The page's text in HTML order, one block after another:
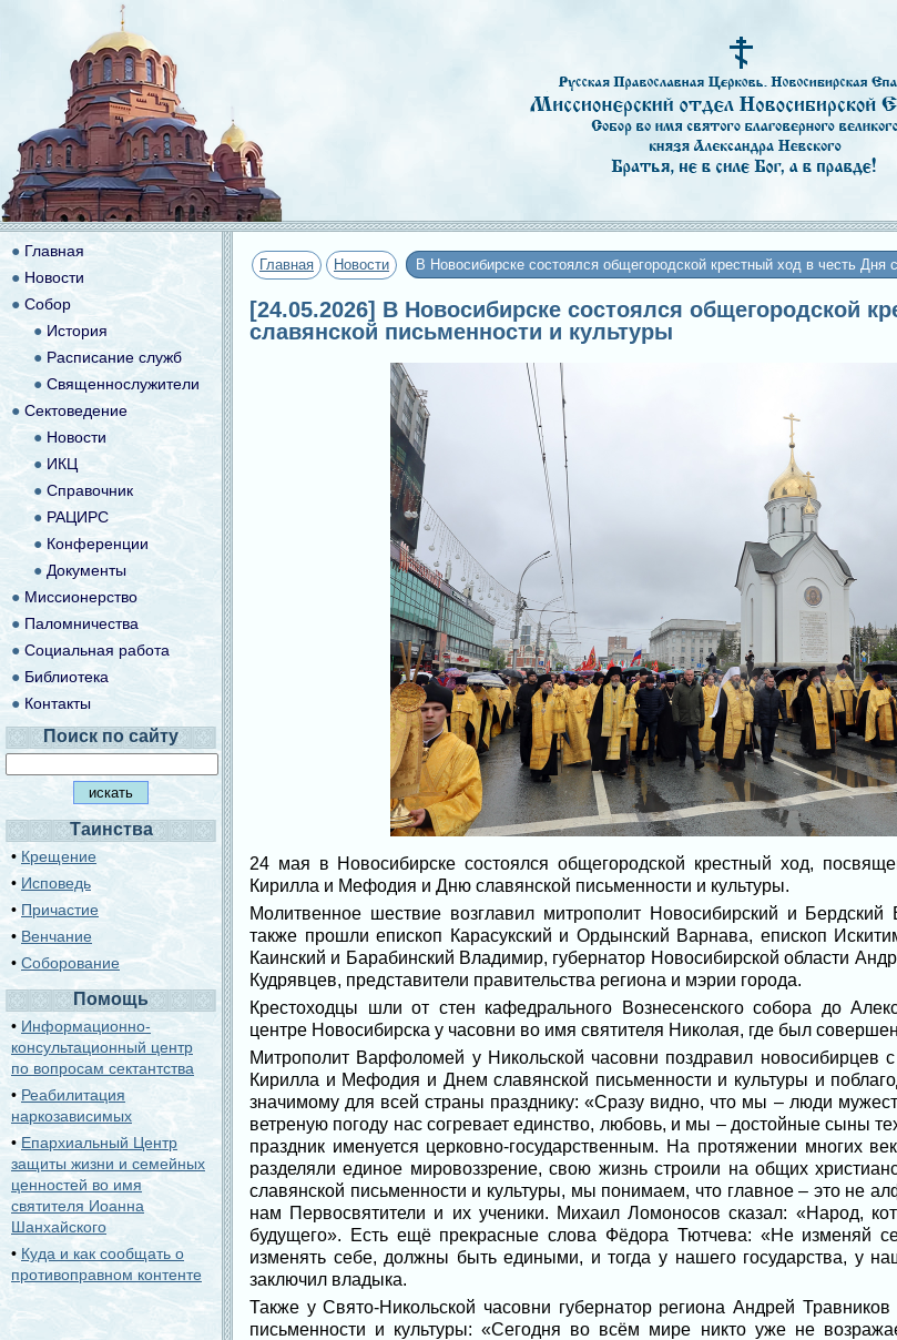
Главная Новости В Новосибирске состоялся общегородской крестный ход в честь Дня
[24.05.2026] В Новосибирске состоялся общегородской
славянской письменности и культуры
24 мая в Новосибирске состоялся общегородской крестный ход,
Кирилла и Мефодия и Дню славянской письменности и культуры.
Молитвенное шествие возглавил митрополит Новосибирский и
также прошли епископ Карасукский и Ордынский Варнава, епископ
Каинский и Барабинский Владимир, губернатор Новосибирской области
Кудрявцев, представители правительства региона и мэрии города.
Крестоходцы шли от стен кафедрального Вознесенского собора до
центре Новосибирска у часовни во имя святителя Николая, где был
Митрополит Варфоломей у Никольской часовни поздравил новосибирцев
Кирилла и Мефодия и Днем славянской письменности и культуры и
значимому для всей страны празднику: «Сразу видно, что мы – люди
ветреную погоду нас согревает единство, любовь, и мы – достойные сыны
праздник именуется церковно-государственным. На протяжении многих
разделяли единое мировоззрение, свою жизнь строили на общих
славянской письменности и культуры, мы понимаем, что главное – это не
нам Первосвятители и их ученики. Михаил Ломоносов сказал: «Народ,
будущего». Есть ещё прекрасные слова Фёдора Тютчева: «Не изменяй
изменять себе, должны быть едиными, и тогда у нашего государства, у
заключил владыка.
Также у Свято-Никольской часовни губернатор региона Андрей
письменности и культуры: «Сегодня во всём мире никто уже не
● Главная
● Новости
● Собор
● История
● Расписание служб
● Священнослужители
● Сектоведение
● Новости
●ИКЦ
● Справочник
● РАЦИРС
● Конференции
● Документы
●Миссионерство
● Паломничества
●Социальная работа
● Библиотека
● Контакты
Поиск по сайту
Таинства
• Крещение
• Исповедь
• Причастие
• Венчание
• Соборование
Помощь
• Информационно-
консультационный центр
по вопросам сектантства
•Реабилитация
наркозависимых
•Епархиальный Центр
защиты жизни и семейных
ценностей во имя
святителя Иоанна
Шанхайского
• Куда и как сообщать о
противоправном контенте